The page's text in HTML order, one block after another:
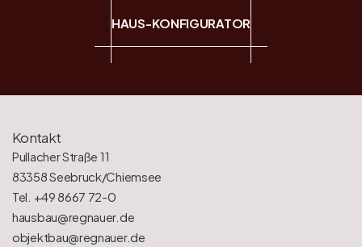
HAUS-KONFIGURATOR
Kontakt
Pullacher Straße 11
83358 Seebruck/Chiemsee
Tel. +49 8667 72-0
hausbau@regnauer.de
objektbau@regnauer.de